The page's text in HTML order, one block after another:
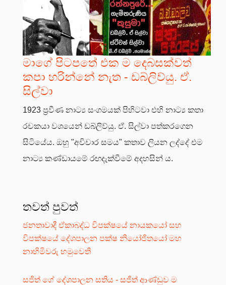
මාගේ පිටපතේ එක ම දෙබසක්වත්
කපා හරින්නේ නැත - ඩබ්ලිව්යු. ඒ.
සිල්වා
1923 ප්‍රවීණ නාට්‍ය සංගමයක් පිහිටවා එහි නාට්‍ය කතා
රචකයා වශයෙන් ඩබ්ලිව්යු. ඒ. සිල්වා පත්කරගෙන
සිටියේය. ඔහු "අවිචාර සමය" කතාව ලියන ලද්දේ එම
නාට්‍ය කණ්ඩායමේ රඟදැක්වීමේ අදහසින් ය.
තවත් පුවත්
ජනතාවාදී ඒකාබද්ධ විපක්ෂයේ නායකයෝ සහ
විපක්ෂයේ දේශපාලන පක්ෂ නියෝජිතයෝ මහ
නාහිමිවරු හමුවෙති
සජිත් ගේ දේශපාලන සතිය - සජිත් ආණ්ඩුව ම